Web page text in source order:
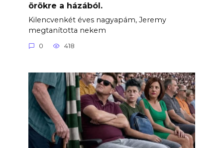
örökre a házából.
Kilencvenkét éves nagyapám, Jeremy
megtanította nekem
0 418